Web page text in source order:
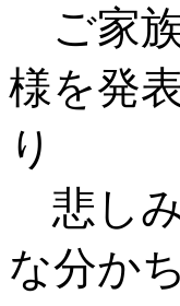
ご家
様を発
り
悲し
な分か